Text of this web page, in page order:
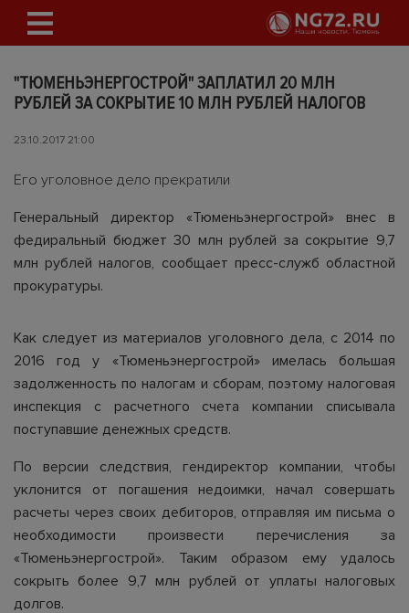
"ТЮМЕНЬЭНЕРГОСТРОЙ" ЗАПЛАТИЛ 20 МЛН
РУБЛЕЙ ЗА СОКРЫТИЕ 10 МЛН РУБЛЕЙ НАЛОГОВ
23.10.2017 21:00
Его уголовное дело прекратили
Генеральный директор «Тюменьэнергострой» внес в
федиральный бюджет 30 млн рублей за сокрытие 9,7
млн рублей налогов, сообщает пресс-служб областной
прокуратуры.
Как следует из материалов уголовного дела, с 2014 по
2016 год у «Тюменьэнергострой» имелась большая
задолженность по налогам и сборам, поэтому налоговая
инспекция с расчетного счета компании списывала
поступавшие денежных средств.
По версии следствия, гендиректор компании, чтобы
уклонится от погашения недоимки, начал совершать
расчеты через своих дебиторов, отправляя им письма о
необходимости произвести перечисления за
«Тюменьэнергострой». Таким образом ему удалось
сокрыть более 9,7 млн рублей от уплаты налоговых
долгов.